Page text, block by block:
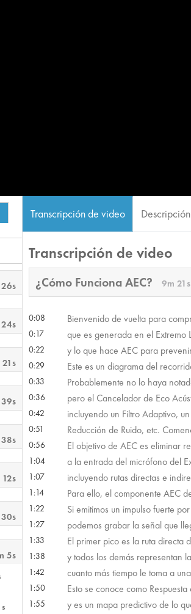
5s
Transcripción de video
Transcripción de video
¿Cómo Funciona AEC? 9m 21s
0:08 Bienvenido de vuelta para
0:17 que es generada en el Extremo
0:22 y lo que hace AEC para
0:29 Este es un diagrama del
0:33 Probablemente no lo haya
0:36 pero el Cancelador de Eco
0:42 incluyendo un Filtro Adaptivo,
0:51 Reducción de Ruido, etc.
0:56 El objetivo de AEC es eliminar
1:04 a la entrada del micrófono del
1:07 incluyendo rutas directas e
1:14 Para ello, el componente AEC
1:22 Si emitimos un impulso fuerte
1:27 podemos grabar la señal que
1:33 El primer pico es la ruta directa
1:38 y todos los demás representan
1:42 cuanto más tiempo le toma a
1:50 Esto se conoce como
1:55 y es un mapa predictivo de lo